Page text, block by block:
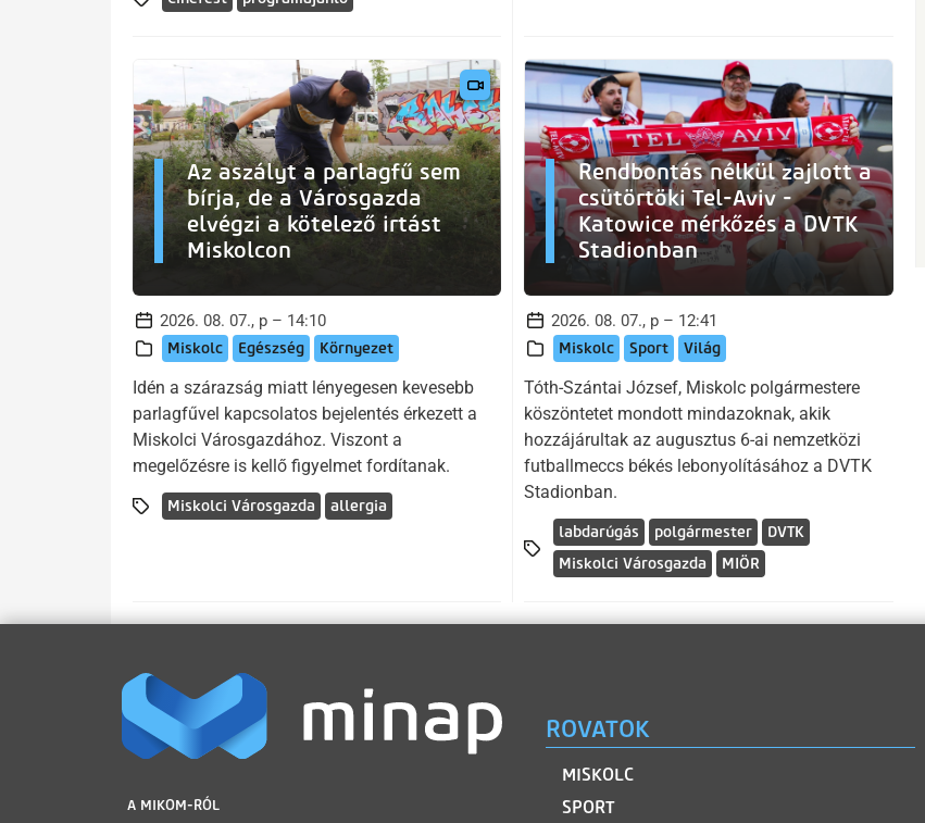
Az aszályt a parlagfű sem
bírja, de a Városgazda
elvégzi a kötelező irtást
Miskolcon
2026. 08. 07., p – 14:10
Miskolc Egészség Környezet
Idén a szárazság miatt lényegesen kevesebb
parlagfűvel kapcsolatos bejelentés érkezett a
Miskolci Városgazdához. Viszont a
megelőzésre is kellő figyelmet fordítanak.
Miskolci Városgazda allergia
Rendbontás nélkül zajlott a
csütörtöki Tel-Aviv -
Katowice mérkőzés a DVTK
Stadionban
2026. 08. 07., p – 12:41
Miskolc Sport Világ
Tóth-Szántai József, Miskolc polgármestere
köszöntetet mondott mindazoknak, akik
hozzájárultak az augusztus 6-ai nemzetközi
futballmeccs békés lebonyolításához a DVTK
Stadionban.
labdarúgás polgármester
DVTK
Miskolci Városgazda
MIÖR
LÁBLÉC
A MIKOM-RÓL
ROVATOK
MISKOLC
SPORT